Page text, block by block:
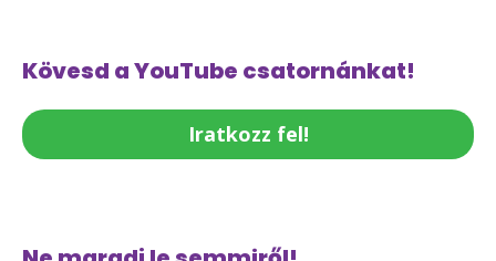
Kövesd a YouTube csatornánkat!
Iratkozz fel!